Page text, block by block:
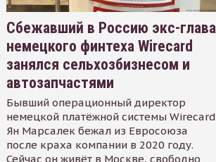
Сбежавший в Россию экс-глава
немецкого финтеха Wirecard
занялся сельхозбизнесом и
автозапчастями
Бывший операционный директор
немецкой платёжной системы Wirecard
Ян Марсалек бежал из Евросоюза
после краха компании в 2020 году.
Сейчас он живёт в Москве, свободно